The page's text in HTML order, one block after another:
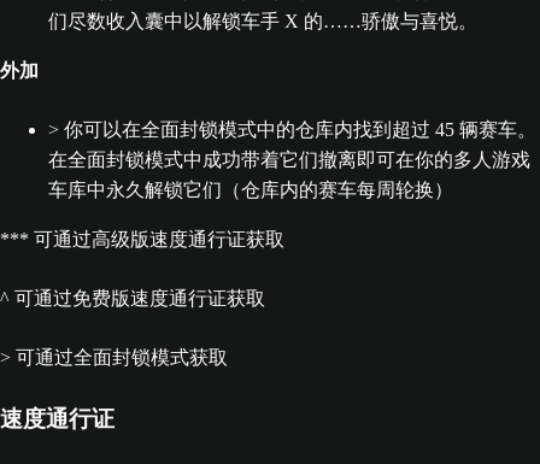
们尽数收入囊中以解锁车手 X 的……骄傲与喜悦。
外加
> 你可以在全面封锁模式中的仓库内找到超过 45 辆赛车。
在全面封锁模式中成功带着它们撤离即可在你的多人游戏
车库中永久解锁它们（仓库内的赛车每周轮换）
*** 可通过高级版速度通行证获取
^ 可通过免费版速度通行证获取
> 可通过全面封锁模式获取
速度通行证